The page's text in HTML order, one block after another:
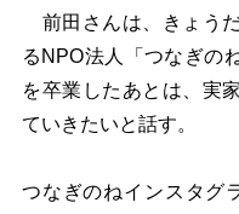
前田さんは、きょう
るNPO法人「つなぎの
を卒業したあとは、実
ていきたいと話す。
つなぎのねインスタグ